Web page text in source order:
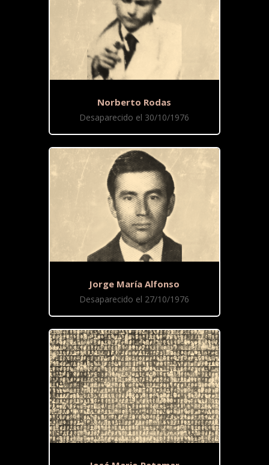
Norberto Rodas
Desaparecido el 30/10/1976
Jorge María Alfonso
Desaparecido el 27/10/1976